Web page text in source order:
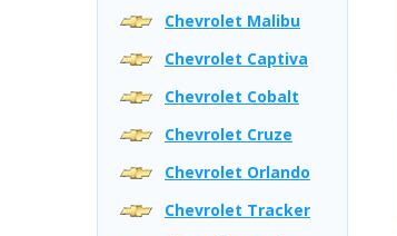
Chevrolet Malibu
Chevrolet Captiva
Chevrolet Cobalt
Chevrolet Cruze
Chevrolet Orlando
Chevrolet Tracker